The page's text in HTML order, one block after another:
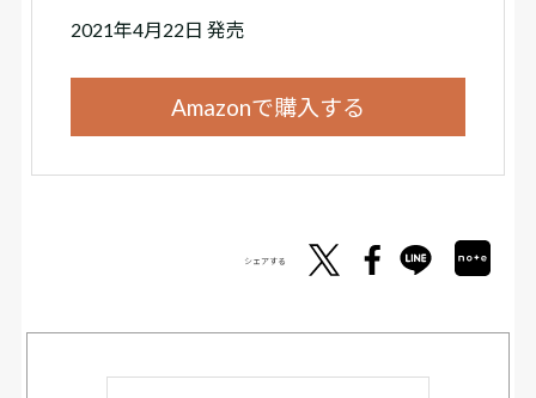
2021年4月22日 発売
Amazonで購入する
シェアする